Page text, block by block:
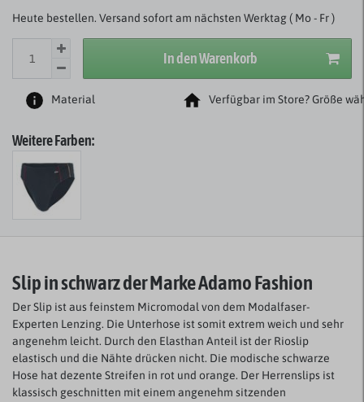
Heute bestellen. Versand sofort am nächsten Werktag ( Mo - Fr )
In den Warenkorb
Material Verfügbar im Store? Größe
Weitere Farben:
Slip in schwarz der Marke Adamo Fashion
Der Slip ist aus feinstem Micromodal von dem Modalfaser-
Experten Lenzing. Die Unterhose ist somit extrem weich und sehr
angenehm leicht. Durch den Elasthan Anteil ist der Rioslip
elastisch und die Nähte drücken nicht. Die modische schwarze
Hose hat dezente Streifen in rot und orange. Der Herrenslips ist
klassisch geschnitten mit einem angenehm sitzenden